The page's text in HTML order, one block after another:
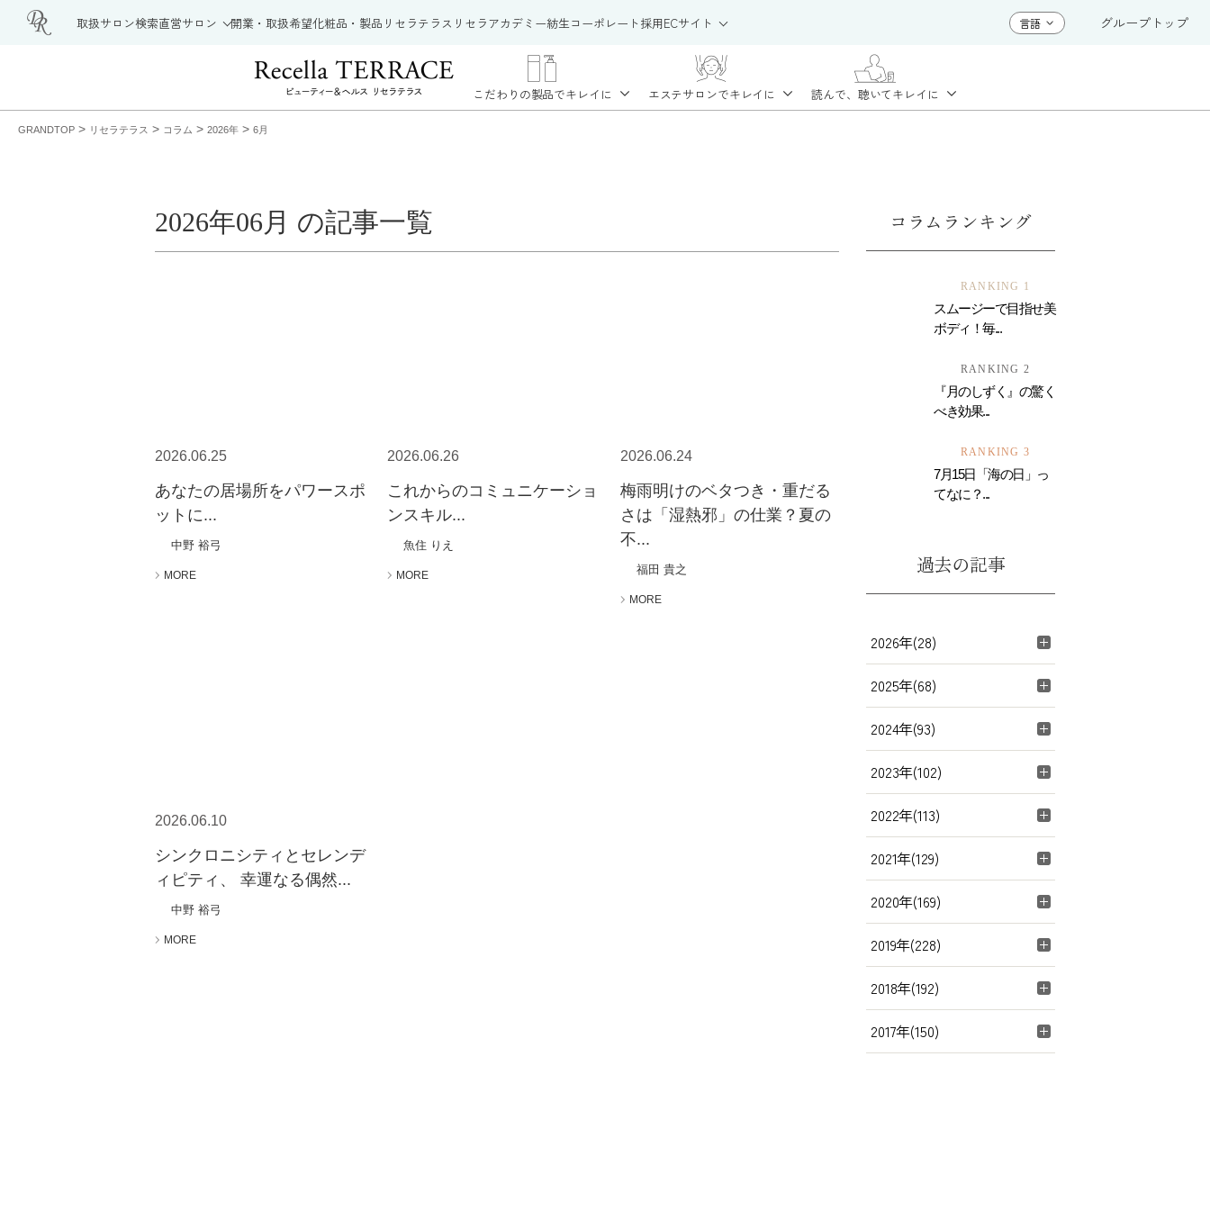
取扱サロン検索直営サロン 開業・取扱希望化粧品・製品 リセラテラス リセラアカデミー紡生コーポレート採用ECサイト グループトップ
こだわりの製品でキレイに エステサロンでキレイに 読んで、聴いてキレイに
GRANDTOP > リセラテラス > コラム > 2026年 > 6月
2026年06月 の記事一覧
2026.06.25
あなたの居場所をパワースポ
ットに...
中野 裕弓
MORE
2026.06.26
これからのコミュニケーショ
ンスキル...
魚住 りえ
MORE
2026.06.24
梅雨明けのベタつき・重だる
さは「湿熱邪」の仕業？夏の
不...
福田 貴之
MORE
2026.06.10
シンクロニシティとセレンデ
ィピティ、 幸運なる偶然...
中野 裕弓
MORE
コラムランキング
RANKING 1
スムージーで目指せ美
ボディ！毎...
RANKING 2
『月のしずく』の驚く
べき効果...
RANKING 3
7月15日「海の日」っ
てなに？...
過去の記事
2026年(28)
2025年(68)
2024年(93)
2023年(102)
2022年(113)
2021年(129)
2020年(169)
2019年(228)
2018年(192)
2017年(150)